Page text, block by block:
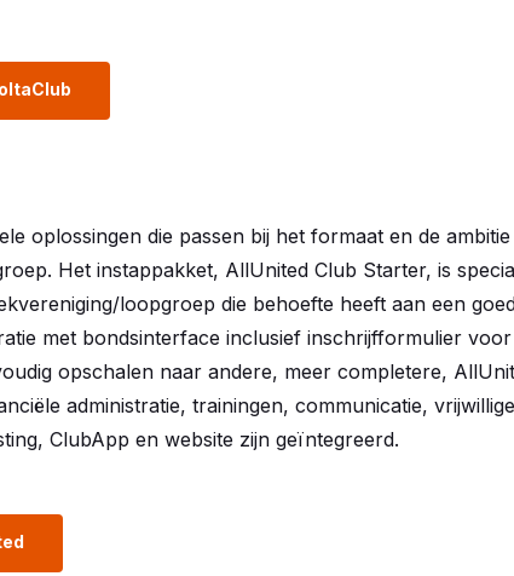
oplossingen die passen bij het formaat en de
Het instappakket, AllUnited Club Starter, is
loopgroep die behoefte heeft aan een
met bondsinterface inclusief inschrijfformulier
opschalen naar andere, meer completere,
administratie, trainingen, communicatie,
ClubApp en website zijn geïntegreerd.